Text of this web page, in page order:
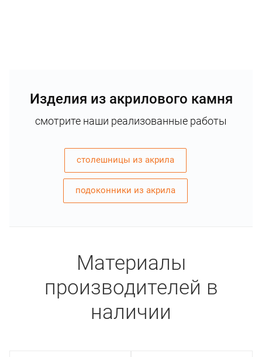
Изделия из акрилового камня
смотрите наши реализованные работы
столешницы из акрила
подоконники из акрила
Материалы
производителей в
наличии